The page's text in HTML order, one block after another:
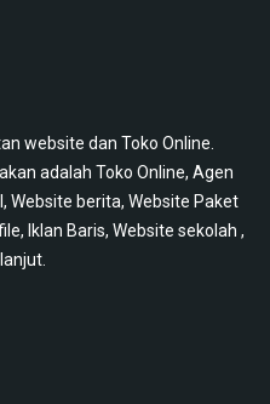
website dan Toko Online.
adalah Toko Online, Agen
Website berita, Website Paket
Iklan Baris, Website sekolah ,